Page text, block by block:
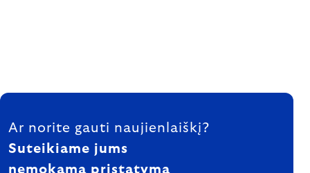
FOOTER
Ar norite gauti naujienlaiškį?
Suteikiame jums
nemokamą pristatymą